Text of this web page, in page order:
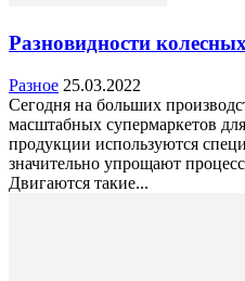
Разновидности
Разное 25.03.2022
Сегодня на больших
масштабных супермаркетов
продукции используются
значительно упрощают
Двигаются такие...